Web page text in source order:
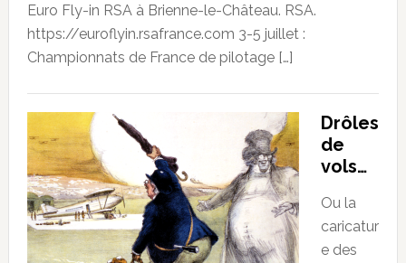
Euro Fly-in RSA à Brienne-le-Château. RSA.
https://euroflyin.rsafrance.com 3-5 juillet :
Championnats de France de pilotage […]
Drôles
de
vols…
Ou la
caricatur
e des